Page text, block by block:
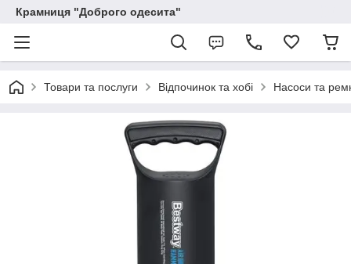
Крамниця "Доброго одесита"
Товари та послуги Відпочинок та хобі Насоси та